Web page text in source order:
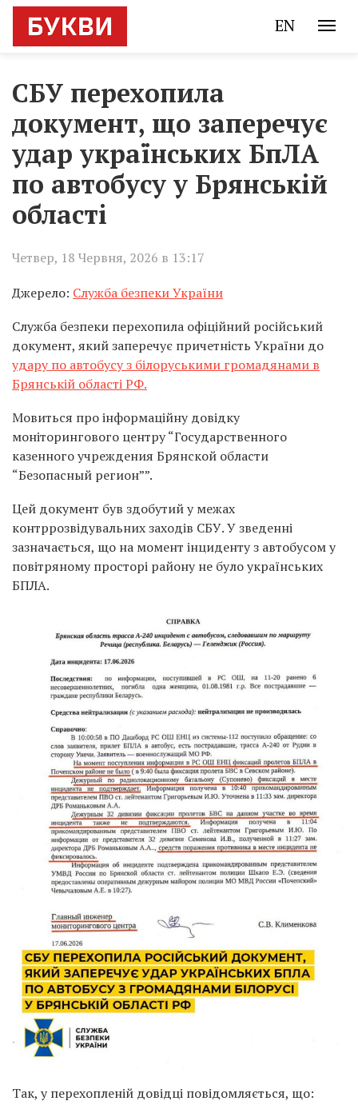
EN
СБУ перехопила
документ, що заперечує
удар українських БпЛА
по автобусу у Брянській
області
Четвер, 18 Червня, 2026 в 13:17
Джерело: Служба безпеки України
Служба безпеки перехопила офіційний російський
документ, який заперечує причетність України до
удару по автобусу з білоруськими громадянами в
Брянській області РФ.
Мовиться про інформаційну довідку
моніторингового центру “Государственного
казенного учреждения Брянской области
“Безопасный регион””.
Цей документ був здобутий у межах
контррозвідувальних заходів СБУ. У зведенні
зазначається, що на момент інциденту з автобусом у
повітряному просторі району не було українських
БПЛА.
Так, у перехопленій довідці повідомляється, що: